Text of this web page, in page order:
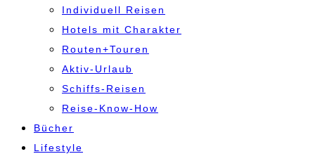
Individuell Reisen
Hotels mit Charakter
Routen+Touren
Aktiv-Urlaub
Schiffs-Reisen
Reise-Know-How
Bücher
Lifestyle